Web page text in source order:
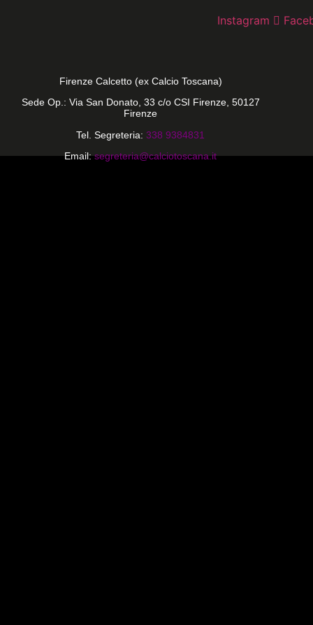
Instagram
Firenze Calcetto (ex Calcio Toscana)
Sede Op.: Via San Donato, 33 c/o CSI Firenze, 50127
Firenze
Tel. Segreteria: 338 9384831
Email: segreteria@calciotoscana.it